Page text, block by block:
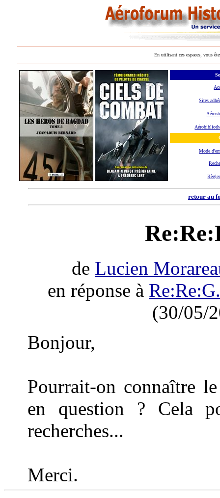
En utilisant ces espaces, vous
Sites
Mode
retour au
de Lucien
en réponse à
(30/05/
Bonjour,
Pourrait-on connaître
en question ? Cela
recherches...
Merci.